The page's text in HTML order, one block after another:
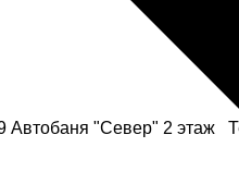
"Север" 2 этаж